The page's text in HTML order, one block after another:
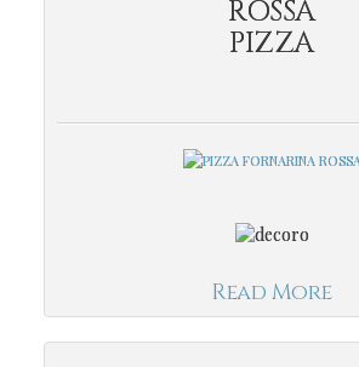
ROSSA
PIZZA
Read More